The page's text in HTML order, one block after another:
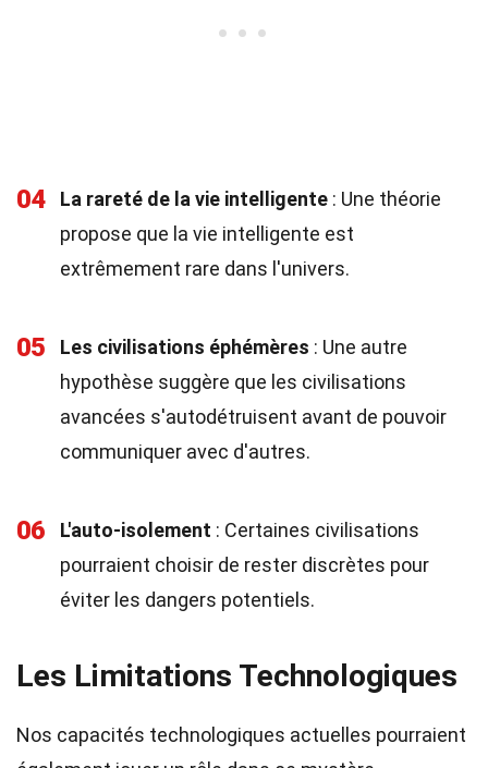
04 La rareté de la vie intelligente : Une théorie
propose que la vie intelligente est
extrêmement rare dans l'univers.
05 Les civilisations éphémères : Une autre
hypothèse suggère que les civilisations
avancées s'autodétruisent avant de pouvoir
communiquer avec d'autres.
06 L'auto-isolement : Certaines civilisations
pourraient choisir de rester discrètes pour
éviter les dangers potentiels.
Les Limitations Technologiques
Nos capacités technologiques actuelles pourraient